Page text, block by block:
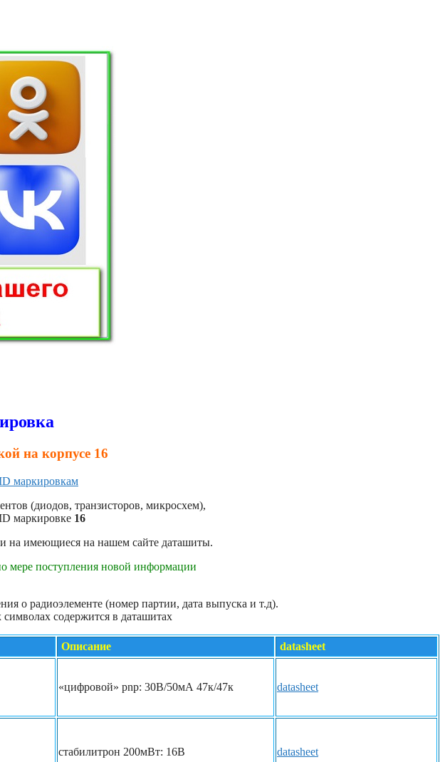
на корпусе 16
маркировкам
(диодов, транзисторов, микросхем),
маркировке 16
на имеющиеся на нашем сайте даташиты.
мере поступления новой информации
о радиоэлементе (номер партии, дата выпуска и т.д).
содержится в даташитах
Описание datasheet
«цифровой» pnp: 30В/50мА 47к/47к datasheet
стабилитрон 200мВт: 16В datasheet